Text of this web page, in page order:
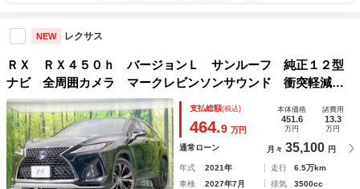
NEW レクサス
ＲＸ ＲＸ４５０ｈ バージョンＬ サンルーフ 純正１２型
ナビ 全周囲カメラ マークレビンソンサウンド 衝突軽減装
置 レーダークルーズ 禁煙車 電動リアゲート レザーシー
ト シートベンチレーション コーナーセンサー
支払総額(税込)
464.9 万円
本体価格
451.6
万円
諸費用
13.3
万円
通常ローン 月々 35,100 円
年式 2021年 走行
6.5万km
車検
2027年7月 排気
3500cc